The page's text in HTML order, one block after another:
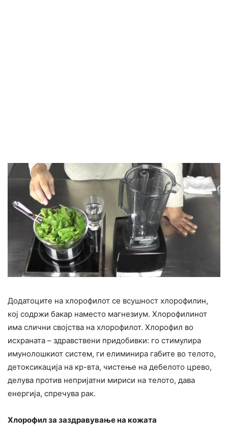
Додатоците на хлорофилот се всушност хлорофилин,
кој содржи бакар наместо магнезиум. Хлорофилинот
има слични својства на хлорофилот. Хлорофил во
исхраната – здравствени придобивки: го стимулира
имунолошкиот систем, ги елиминира габите во телото,
детоксикација на кр-вта, чистење на дебелото црево,
делува против непријатни мириси на телото, дава
енергија, спречува рак.
Хлорофил за заздравување на кожата